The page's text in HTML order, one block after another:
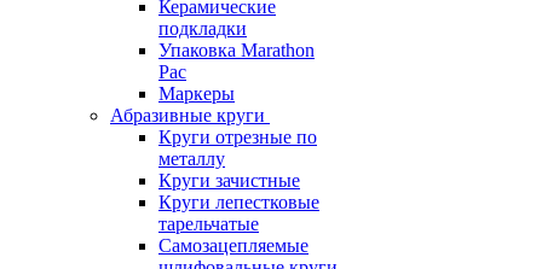
Керамические
подкладки
Упаковка Marathon
Pac
Маркеры
Абразивные круги
Круги отрезные по
металлу
Круги зачистные
Круги лепестковые
тарельчатые
Самозацепляемые